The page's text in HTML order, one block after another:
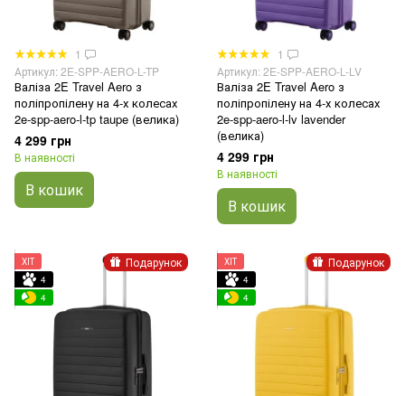
1
Артикул: 2E-SPP-AERO-L-TP
Валіза 2E Travel Aero з
поліпропілену на 4-х колесах
2e-spp-aero-l-tp taupe (велика)
4 299 грн
В наявності
В кошик
1
Артикул: 2E-SPP-AERO-L-LV
Валіза 2E Travel Aero з
поліпропілену на 4-х колесах
2e-spp-aero-l-lv lavender
(велика)
4 299 грн
В наявності
В кошик
Подарунок
ХІТ
4
4
Подарунок
ХІТ
4
4